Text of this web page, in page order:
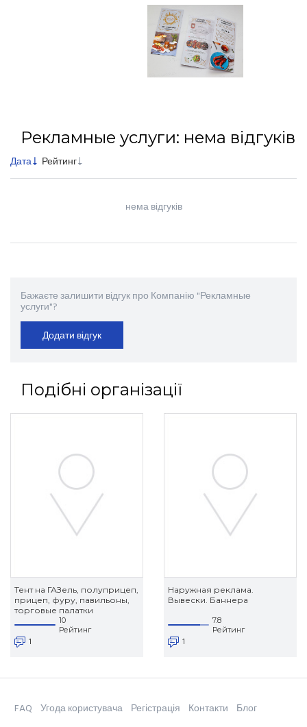
Рекламные услуги: нема відгуків
Дата Рейтинг
нема відгуків
Бажаєте залишити відгук про Компанію "Рекламные
услуги"?
Додати відгук
Подібні організації
Тент на ГАЗель, полуприцеп,
прицеп, фуру, павильоны,
торговые палатки
10
Рейтинг
1
Наружная реклама.
Вывески. Баннера
7.8
Рейтинг
1
FAQ Угода користувача Регістрація Контакти Блог